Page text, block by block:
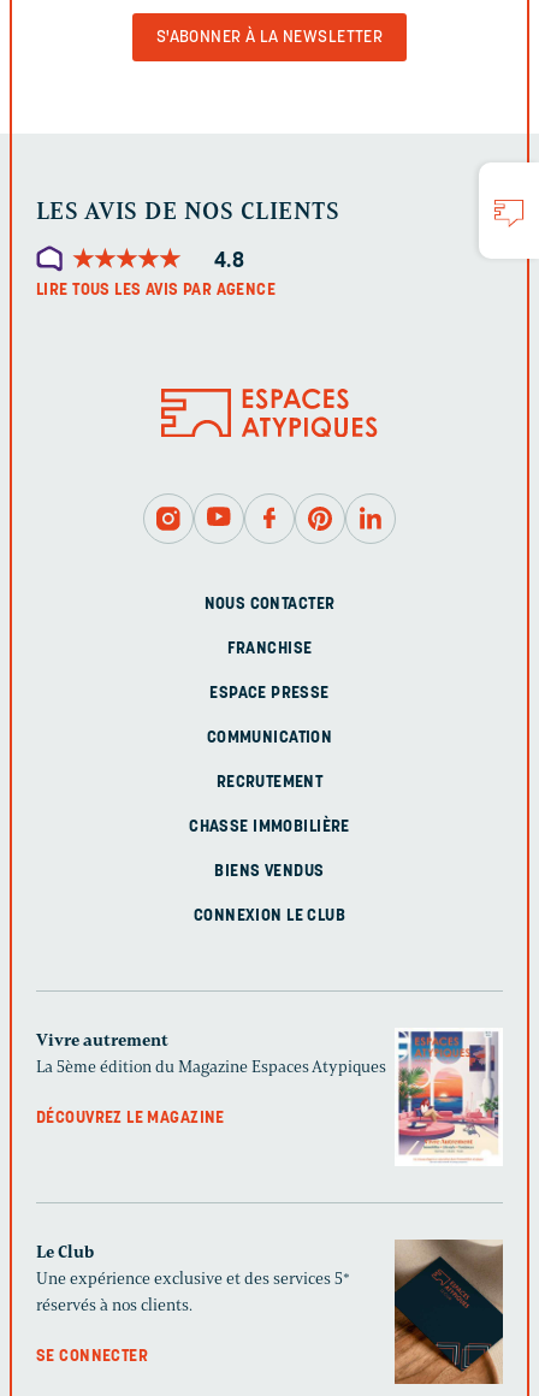
LES AVIS DE NOS CLIENTS
★★★★★
★★★★★ 4.8
LIRE TOUS LES AVIS PAR AGENCE
NOUS CONTACTER
FRANCHISE
ESPACE PRESSE
COMMUNICATION
RECRUTEMENT
CHASSE IMMOBILIÈRE
BIENS VENDUS
CONNEXION LE CLUB
Vivre autrement
La 5ème édition du Magazine Espaces Atypiques
DÉCOUVREZ LE MAGAZINE
Le Club
Une expérience exclusive et des services 5*
réservés à nos clients.
SE CONNECTER